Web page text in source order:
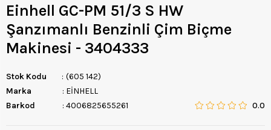
Einhell GC-PM 51/3 S HW
Şanzımanlı Benzinli Çim Biçme
Makinesi - 3404333
Stok Kodu
(605 142)
Marka
: EİNHELL
Barkod
: 4006825655261 0.0